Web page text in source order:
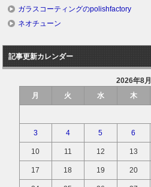
ガラスコーティングのpolishfactory
ネオチューン
記事更新カレンダー
2026年8月
月
火 水 木
3 4 5 6
10 11 12 13
17 18 19 20